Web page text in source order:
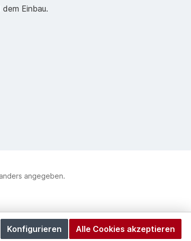
Einbau.
angegeben.
Konfigurieren Alle Cookies akzeptieren